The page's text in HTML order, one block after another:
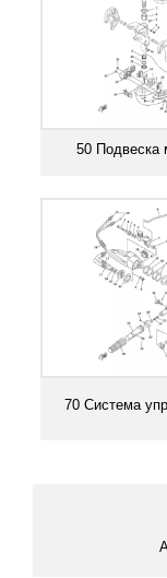
50 Подвеска
70 Система